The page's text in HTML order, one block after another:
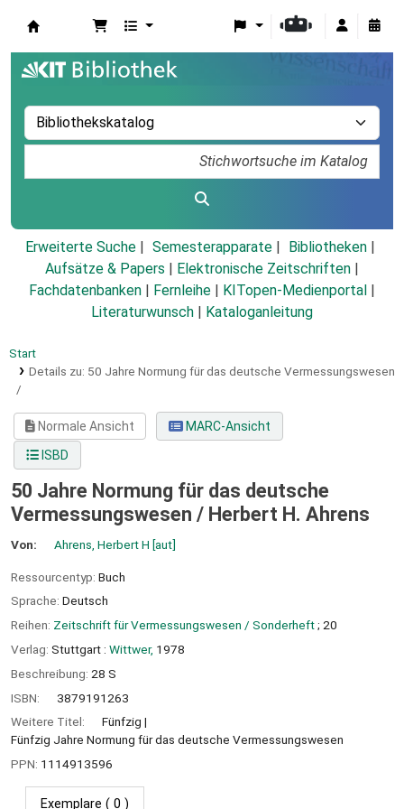
Erweiterte Suche Semesterapparate
Bibliotheken
Aufsätze & Papers
Elektronische Zeitschriften
Fachdatenbanken
Fernleihe KITopen-Medienportal
Literaturwunsch
Kataloganleitung
Start
Details zu: 50 Jahre Normung für das deutsche Vermessungswesen
/
Normale Ansicht
MARC-Ansicht
ISBD
50 Jahre Normung für das deutsche
Vermessungswesen / Herbert H. Ahrens
Von: Ahrens, Herbert H [aut]
Ressourcentyp: Buch
Sprache: Deutsch
Reihen: Zeitschrift für Vermessungswesen / Sonderheft; 20
Verlag: Stuttgart : Wittwer, 1978
Beschreibung: 28 S
ISBN:
3879191263
Weitere Titel:
Fünfzig
Fünfzig Jahre Normung für das deutsche Vermessungswesen
PPN: 1114913596
Exemplare ( 0 )